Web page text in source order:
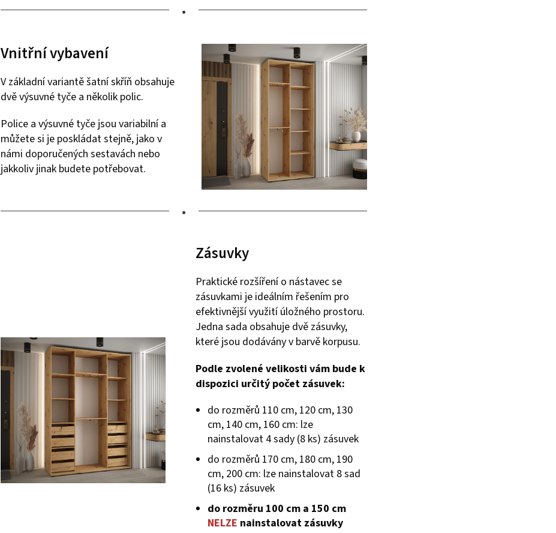
•
Vnitřní vybavení
V základní variantě šatní skříň obsahuje
dvě výsuvné tyče a několik polic.
Police a výsuvné tyče jsou variabilní a
můžete si je poskládat stejně, jako v
námi doporučených sestavách nebo
jakkoliv jinak budete potřebovat.
•
Zásuvky
Praktické rozšíření o nástavec se
zásuvkami je ideálním řešením pro
efektivnější využití úložného prostoru.
Jedna sada obsahuje dvě zásuvky,
které jsou dodávány v barvě korpusu.
Podle zvolené velikosti vám bude k
dispozici určitý počet zásuvek:
do rozměrů 110 cm, 120 cm, 130
cm, 140 cm, 160 cm: lze
nainstalovat 4 sady (8 ks) zásuvek
do rozměrů 170 cm, 180 cm, 190
cm, 200 cm: lze nainstalovat 8 sad
(16 ks) zásuvek
do rozměru 100 cm a 150 cm
NELZE nainstalovat zásuvky